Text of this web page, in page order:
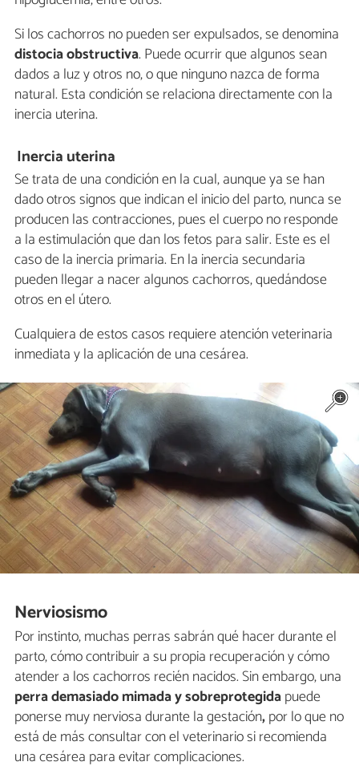
Si los cachorros no pueden ser expulsados, se denomina
distocia obstructiva. Puede ocurrir que algunos sean
dados a luz y otros no, o que ninguno nazca de forma
natural. Esta condición se relaciona directamente con la
inercia uterina.
Inercia uterina
Se trata de una condición en la cual, aunque ya se han
dado otros signos que indican el inicio del parto, nunca se
producen las contracciones, pues el cuerpo no responde
a la estimulación que dan los fetos para salir. Este es el
caso de la inercia primaria. En la inercia secundaria
pueden llegar a nacer algunos cachorros, quedándose
otros en el útero.
Cualquiera de estos casos requiere atención veterinaria
inmediata y la aplicación de una cesárea.
Nerviosismo
Por instinto, muchas perras sabrán qué hacer durante el
parto, cómo contribuir a su propia recuperación y cómo
atender a los cachorros recién nacidos. Sin embargo, una
perra demasiado mimada y sobreprotegidapuede
ponerse muy nerviosa durante la gestación,por lo que no
está de más consultar con el veterinario si recomienda
una cesárea para evitar complicaciones.